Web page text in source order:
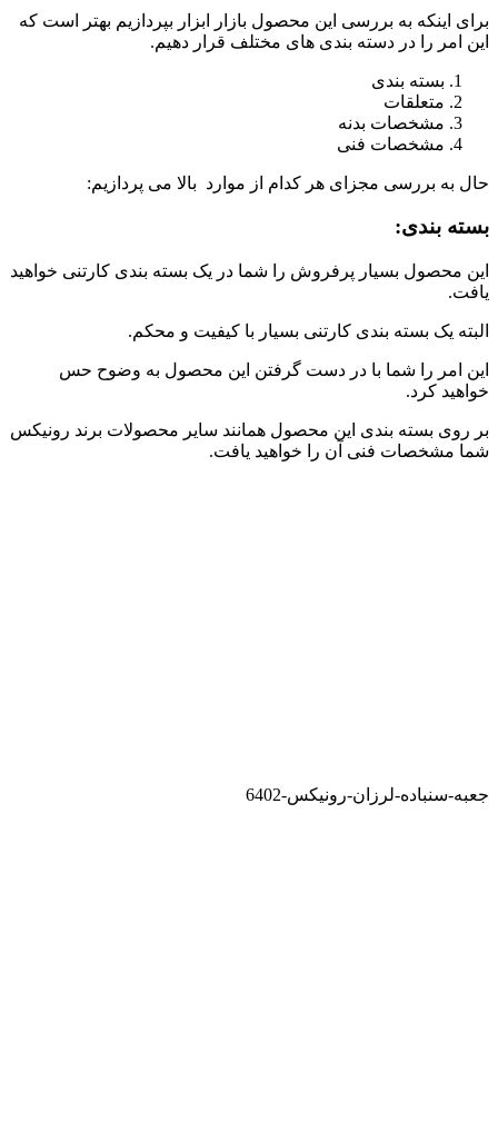
برای اینکه به بررسی این محصول بازار ابزار بپردازیم بهتر است که
این امر را در دسته بندی های مختلف قرار دهیم.
بسته بندی
متعلقات
مشخصات بدنه
مشخصات فنی
حال به بررسی مجزای هر کدام از موارد بالا می پردازیم:
بسته بندی:
این محصول بسیار پرفروش را شما در یک بسته بندی کارتنی خواهید
یافت.
البته یک بسته بندی کارتنی بسیار با کیفیت و محکم.
این امر را شما با در دست گرفتن این محصول به وضوح حس
خواهید کرد.
بر روی بسته بندی این محصول همانند سایر محصولات برند رونیکس
شما مشخصات فنی آن را خواهید یافت.
جعبه-سنباده-لرزان-رونیکس-6402